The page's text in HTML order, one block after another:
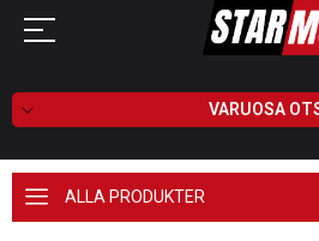
VARUOSA
ALLA PRODUKTER